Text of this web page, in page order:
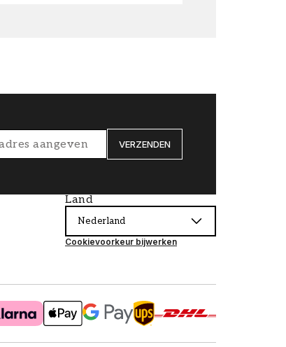
VERZENDEN
Land
Nederland
Cookievoorkeur bijwerken